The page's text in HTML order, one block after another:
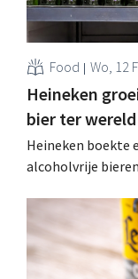
Food Wo, 12
Heineken
bier ter wereld
Heineken boekte
alcoholvrije